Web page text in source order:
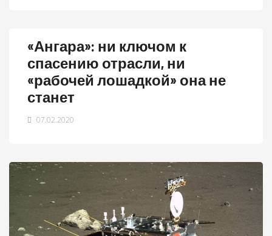
«Ангара»: ни ключом к
спасению отрасли, ни
«рабочей лошадкой» она не
станет
07.02.2020